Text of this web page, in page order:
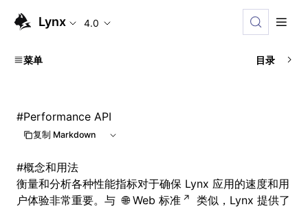
Lynx 4.0
菜单 目录
#Performance API
复制 Markdown
#概念和用法
衡量和分析各种性能指标对于确保 Lynx 应用的速度和用
户体验非常重要。与
Web 标准
类似，Lynx 提供了